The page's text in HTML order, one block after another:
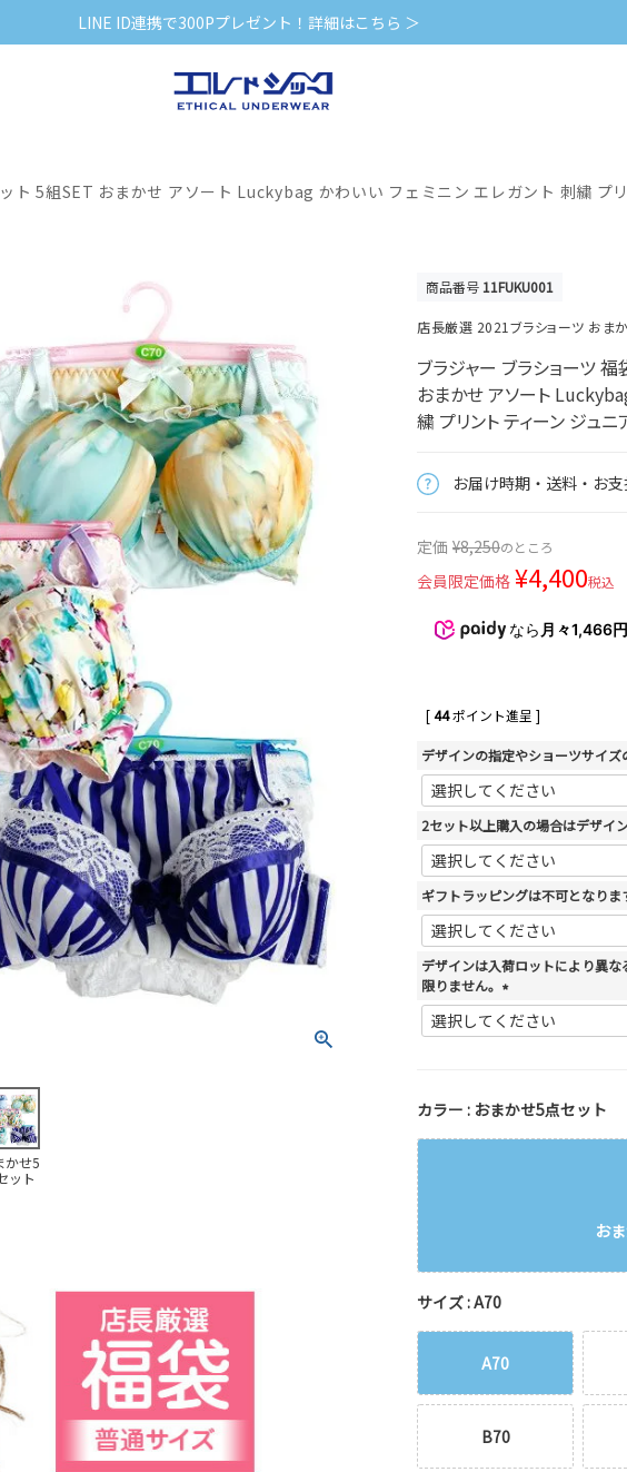
LINE ID連携で300Pプレゼント！詳細はこちら ＞
ト 5組SET おまかせ アソート Luckybag かわいい フェミニン エレガント 刺繍 プ
かせ5
ット
商品番号 11FUKU001
店長厳選 2021ブラショーツ おま
ブラジャー ブラショーツ
おまかせ アソート
繍 プリント ティーン ジュ
お届け時期・送料・お
定価 ¥8,250のところ
会員限定価格 ¥4,400税込
なら 月々1,466
[44ポイント進呈 ]
デザインの指定やショーツサイ
2セット以上購入の場合はデザイ
ギフトラッピングは不可となりま
デザインは入荷ロットにより異
限りません。
(
必
カラー おまかせ5点セット
お
サイズ A70
A70
B70